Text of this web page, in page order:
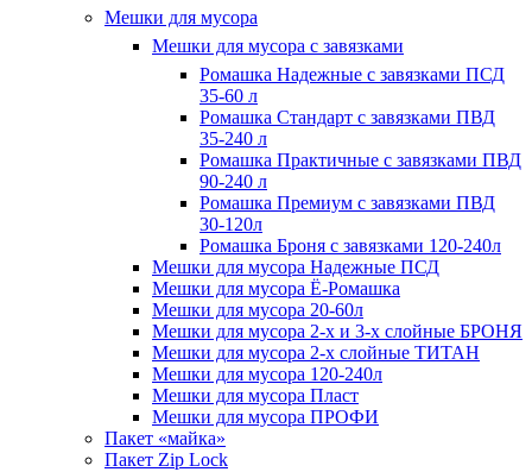
Мешки для мусора
Мешки для мусора с завязками
Ромашка Надежные с завязками ПСД
35-60 л
Ромашка Стандарт с завязками ПВД
35-240 л
Ромашка Практичные с завязками ПВД
90-240 л
Ромашка Премиум с завязками ПВД
30-120л
Ромашка Броня с завязками 120-240л
Мешки для мусора Надежные ПСД
Мешки для мусора Ё-Ромашка
Мешки для мусора 20-60л
Мешки для мусора 2-х и 3-х слойные БРОНЯ
Мешки для мусора 2-х слойные ТИТАН
Мешки для мусора 120-240л
Мешки для мусора Пласт
Мешки для мусора ПРОФИ
Пакет «майка»
Пакет Zip Lock